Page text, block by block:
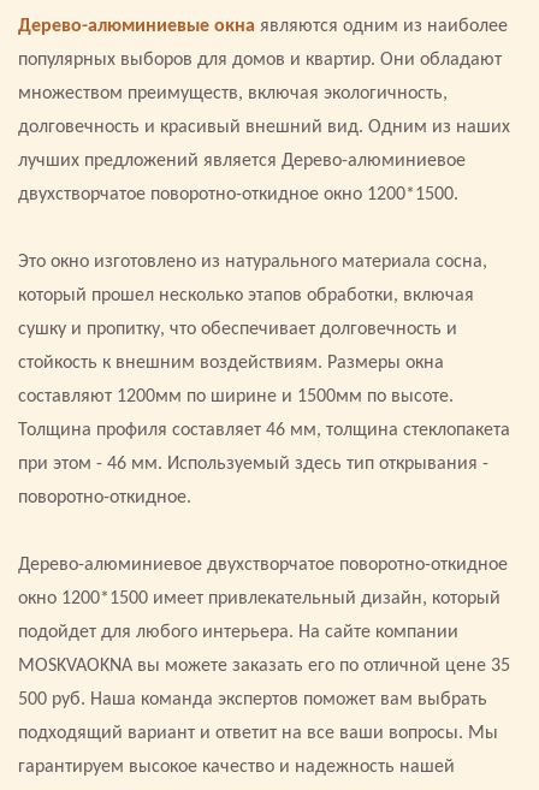
Дерево-алюминиевые окна являются одним из наиболее
популярных выборов для домов и квартир. Они обладают
множеством преимуществ, включая экологичность,
долговечность и красивый внешний вид. Одним из наших
лучших предложений является Дерево-алюминиевое
двухстворчатое поворотно-откидное окно 1200*1500.
Это окно изготовлено из натурального материала сосна,
который прошел несколько этапов обработки, включая
сушку и пропитку, что обеспечивает долговечность и
стойкость к внешним воздействиям. Размеры окна
составляют 1200мм по ширине и 1500мм по высоте.
Толщина профиля составляет 46 мм, толщина стеклопакета
при этом - 46 мм. Используемый здесь тип открывания -
поворотно-откидное.
Дерево-алюминиевое двухстворчатое поворотно-откидное
окно 1200*1500 имеет привлекательный дизайн, который
подойдет для любого интерьера. На сайте компании
MOSKVAOKNA вы можете заказать его по отличной цене 35
500 руб. Наша команда экспертов поможет вам выбрать
подходящий вариант и ответит на все ваши вопросы. Мы
гарантируем высокое качество и надежность нашей